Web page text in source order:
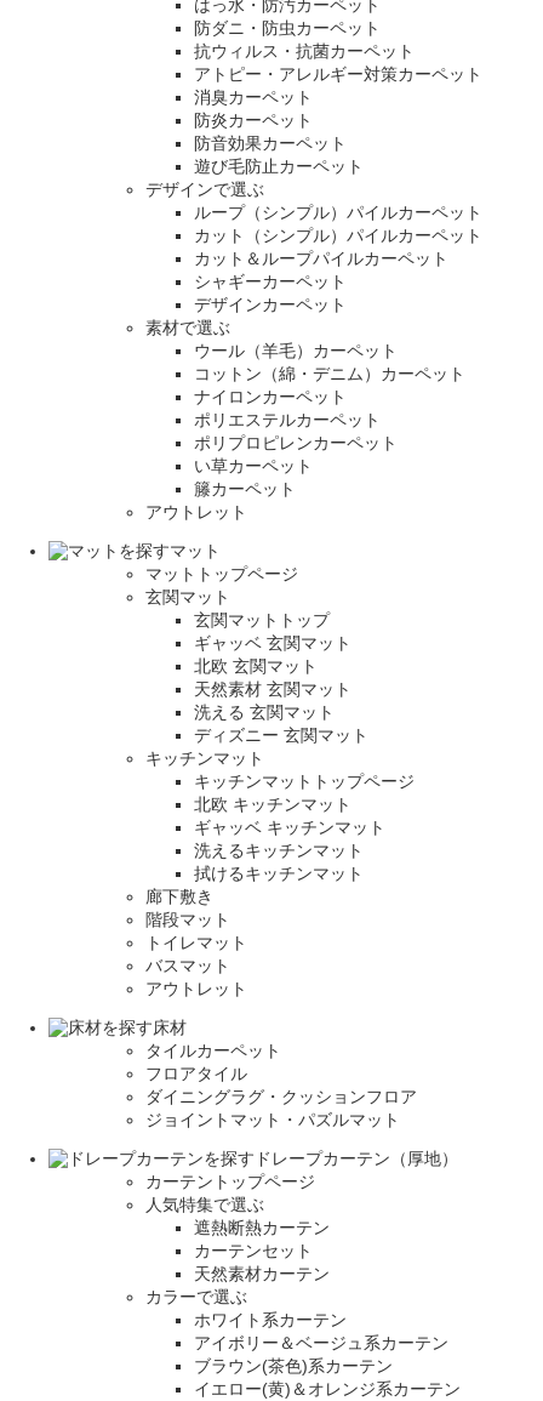
はっ水・防汚カーペット
防ダニ・防虫カーペット
抗ウィルス・抗菌カーペット
アトピー・アレルギー対策カーペット
消臭カーペット
防炎カーペット
防音効果カーペット
遊び毛防止カーペット
デザインで選ぶ
ループ（シンプル）パイルカーペット
カット（シンプル）パイルカーペット
カット＆ループパイルカーペット
シャギーカーペット
デザインカーペット
素材で選ぶ
ウール（羊毛）カーペット
コットン（綿・デニム）カーペット
ナイロンカーペット
ポリエステルカーペット
ポリプロピレンカーペット
い草カーペット
籐カーペット
アウトレット
マット
マットトップページ
玄関マット
玄関マットトップ
ギャッベ 玄関マット
北欧 玄関マット
天然素材 玄関マット
洗える 玄関マット
ディズニー 玄関マット
キッチンマット
キッチンマットトップページ
北欧 キッチンマット
ギャッベ キッチンマット
洗えるキッチンマット
拭けるキッチンマット
廊下敷き
階段マット
トイレマット
バスマット
アウトレット
床材
タイルカーペット
フロアタイル
ダイニングラグ・クッションフロア
ジョイントマット・パズルマット
ドレープカーテン（厚地）
カーテントップページ
人気特集で選ぶ
遮熱断熱カーテン
カーテンセット
天然素材カーテン
カラーで選ぶ
ホワイト系カーテン
アイボリー＆ベージュ系カーテン
ブラウン(茶色)系カーテン
イエロー(黄)＆オレンジ系カーテン